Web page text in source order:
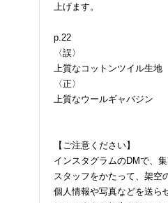
上げます。
p.22
〈誤〉
上質なコットンツイル生地
〈正〉
上質なウールギャバジン
【ご注意ください】
インスタグラムのDMで、
スタッフをかたって、架空
個人情報や写真などを送ら